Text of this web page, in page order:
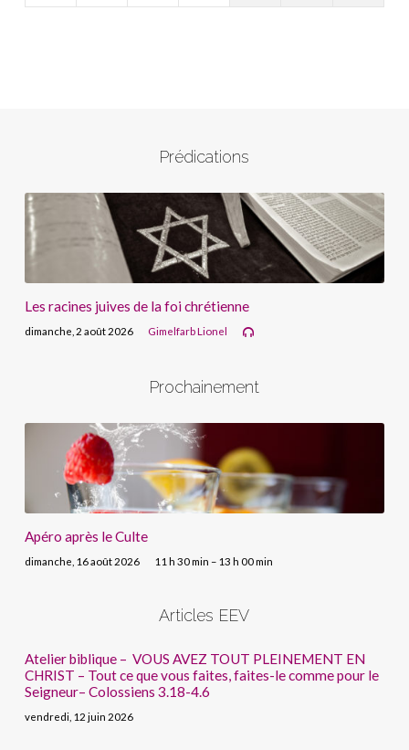
Prédications
Les racines juives de la foi chrétienne
dimanche, 2 août 2026 Gimelfarb Lionel
Prochainement
Apéro après le Culte
dimanche, 16 août 2026 11 h 30 min – 13 h 00 min
Articles EEV
Atelier biblique – VOUS AVEZ TOUT PLEINEMENT EN
CHRIST – Tout ce que vous faites, faites-le comme pour le
Seigneur– Colossiens 3.18-4.6
vendredi, 12 juin 2026